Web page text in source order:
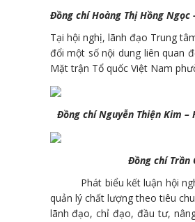
Đồng chí Hoàng Thị Hồng
Tại hội nghị, lãnh đạo Trung
đổi một số nội dung liên quan
Mặt trận Tổ quốc Việt Nam
Đồng chí Nguyễn Thiện Kim
Đồng chí Trần
Phát biểu kết luận hội nghị,
quản lý chất lượng theo tiêu
lãnh đạo, chỉ đạo, đầu tư,